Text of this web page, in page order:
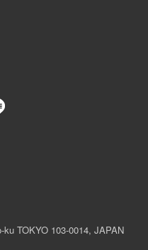
ku TOKYO 103-0014, JAPAN